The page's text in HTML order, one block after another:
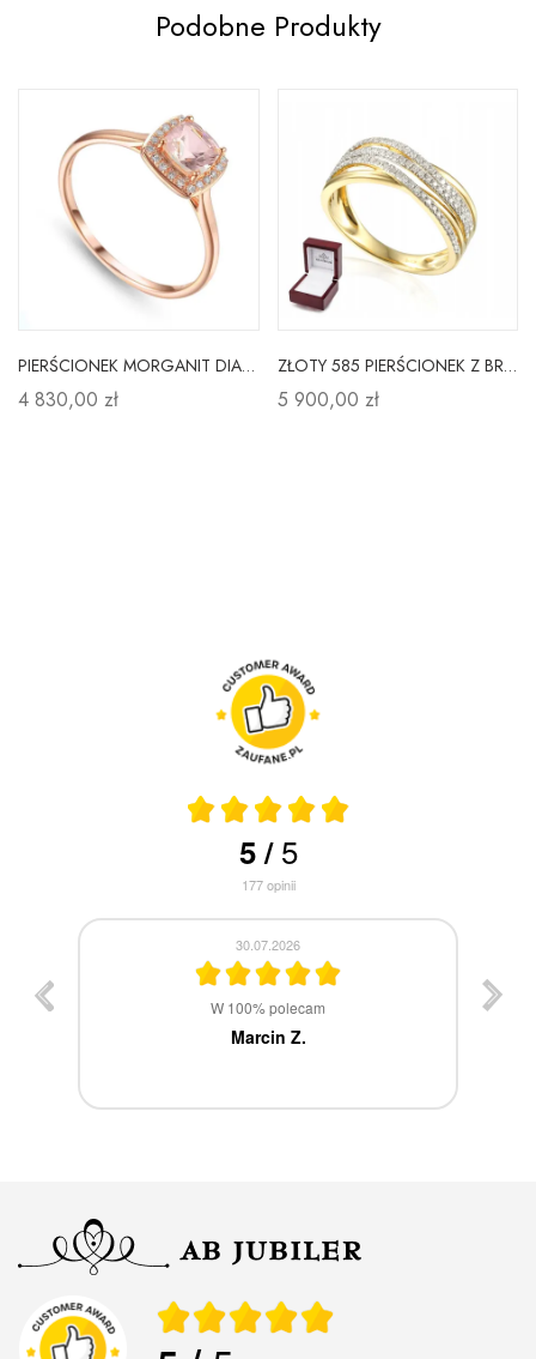
Podobne Produkty
PIERŚCIONEK MORGANIT DIAMENTY PRÓBA 585
4 830,00 zł
ZŁOTY 585 PIERŚCIONEK Z BRYLANTAMI 0,25ct SZEROKI
5 900,00 zł
5/5
177opinii
30.07.2026
W 100% polecam
Marcin Z.